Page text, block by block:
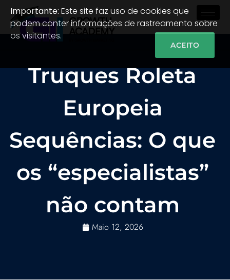
Truques Roleta
Europeia
Sequências: O que
os “especialistas”
não contam
Maio 12, 2026
Importante: Este site faz uso de cookies que
podem conter informações de rastreamento sobre
os visitantes.
ACEITO